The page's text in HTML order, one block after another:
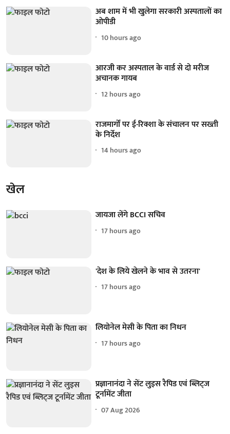
अब शाम में भी खुलेगा सरकारी अस्पतालों का
ओपीडी
10 hours ago
आरजी कर अस्पताल के वार्ड से दो मरीज
अचानक गायब
12 hours ago
राजमार्गों पर ई-रिक्शा के संचालन पर सख्ती
के निर्देश
14 hours ago
खेल
जायजा लेंगे BCCI सचिव
17 hours ago
'देश के लिये खेलने के भाव से उतरना'
17 hours ago
लियोनेल मेसी के पिता का निधन
17 hours ago
प्रज्ञानानंदा ने सेंट लुइस रैपिड एवं ब्लिट्ज
टूर्नामेंट जीता
07 Aug 2026